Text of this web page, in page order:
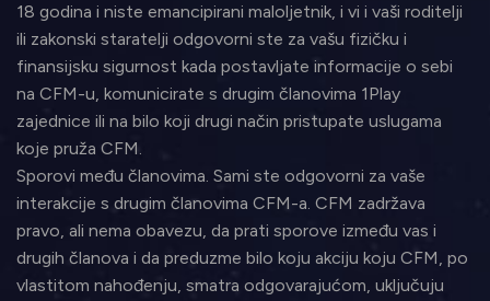
18 godina i niste emancipirani maloljetnik, i vi i vaši roditelji
ili zakonski staratelji odgovorni ste za vašu fizičku i
finansijsku sigurnost kada postavljate informacije o sebi
na CFM-u, komunicirate s drugim članovima 1Play
zajednice ili na bilo koji drugi način pristupate uslugama
koje pruža CFM.
Sporovi među članovima. Sami ste odgovorni za vaše
interakcije s drugim članovima CFM-a. CFM zadržava
pravo, ali nema obavezu, da prati sporove između vas i
drugih članova i da preduzme bilo koju akciju koju CFM, po
vlastitom nahođenju, smatra odgovarajućom, uključuju